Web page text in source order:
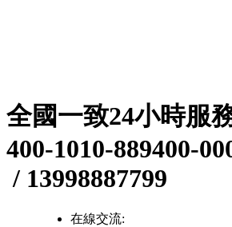
全國一致24小時服
400-1010-889400-
/ 13998887799
在線交流: